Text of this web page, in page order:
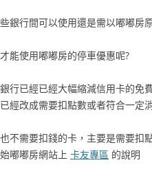
銀行間可以使用還是需以嘟嘟房
能使用嘟嘟房的停車優惠呢?
行已經已經大幅縮減信用卡的免
經改成需要扣點數或者符合一定
不需要扣錢的卡，主要是需要扣
嘟嘟房網站上 卡友專區 的說明